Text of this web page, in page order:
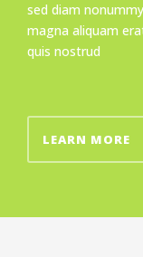
sed diam
magna aliquam
quis nostrud
LEARN MORE